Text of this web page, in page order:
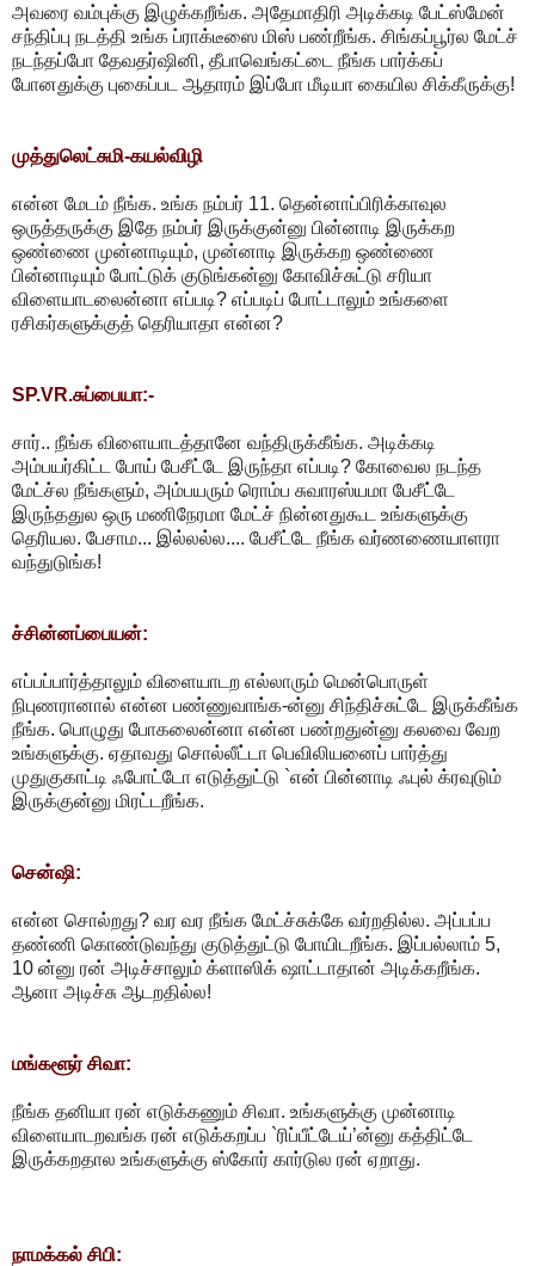
அவரை வம்புக்கு இழுக்கறீங்க. அதேமாதிரி அடிக்கடி பேட்ஸ்மேன்
சந்திப்பு நடத்தி உங்க ப்ராக்டீஸை மிஸ் பண்றீங்க. சிங்கப்பூர்ல மேட்ச்
நடந்தப்போ தேவதர்ஷினி, தீபாவெங்கட்டை நீங்க பார்க்கப்
போனதுக்கு புகைப்பட ஆதாரம் இப்போ மீடியா கையில சிக்கீருக்கு!
முத்துலெட்சுமி-கயல்விழி
என்ன மேடம் நீங்க. உங்க நம்பர் 11. தென்னாப்பிரிக்காவுல
ஒருத்தருக்கு இதே நம்பர் இருக்குன்னு பின்னாடி இருக்கற
ஒண்ணை முன்னாடியும், முன்னாடி இருக்கற ஒண்ணை
பின்னாடியும் போட்டுக் குடுங்கன்னு கோவிச்சுட்டு சரியா
விளையாடலைன்னா எப்படி? எப்படிப் போட்டாலும் உங்களை
ரசிகர்களுக்குத் தெரியாதா என்ன?
SP.VR.சுப்பையா:-
சார்.. நீங்க விளையாடத்தானே வந்திருக்கீங்க. அடிக்கடி
அம்பயர்கிட்ட போய் பேசீட்டே இருந்தா எப்படி? கோவைல நடந்த
மேட்ச்ல நீங்களும், அம்பயரும் ரொம்ப சுவாரஸ்யமா பேசீட்டே
இருந்ததுல ஒரு மணிநேரமா மேட்ச் நின்னதுகூட உங்களுக்கு
தெரியல. பேசாம... இல்லல்ல.... பேசீட்டே நீங்க வர்ணணையாளரா
வந்துடுங்க!
ச்சின்னப்பையன்:
எப்பப்பார்த்தாலும் விளையாடற எல்லாரும் மென்பொருள்
நிபுணரானால் என்ன பண்ணுவாங்க-ன்னு சிந்திச்சுட்டே இருக்கீங்க
நீங்க. பொழுது போகலைன்னா என்ன பண்றதுன்னு கலவை வேற
உங்களுக்கு. ஏதாவது சொல்லீட்டா பெவிலியனைப் பார்த்து
முதுகுகாட்டி ஃபோட்டோ எடுத்துட்டு `என் பின்னாடி ஃபுல் க்ரவுடும்
இருக்குன்னு மிரட்டறீங்க.
சென்ஷி:
என்ன சொல்றது? வர வர நீங்க மேட்ச்சுக்கே வர்றதில்ல. அப்பப்ப
தண்ணி கொண்டுவந்து குடுத்துட்டு போயிடறீங்க. இப்பல்லாம் 5,
10 ன்னு ரன் அடிச்சாலும் க்ளாஸிக் ஷாட்டாதான் அடிக்கறீங்க.
ஆனா அடிச்சு ஆடறதில்ல!
மங்களூர் சிவா:
நீங்க தனியா ரன் எடுக்கணும் சிவா. உங்களுக்கு முன்னாடி
விளையாடறவங்க ரன் எடுக்கறப்ப `ரிப்பீட்டேய்’ன்னு கத்திட்டே
இருக்கறதால உங்களுக்கு ஸ்கோர் கார்டுல ரன் ஏறாது.
நாமக்கல் சிபி: